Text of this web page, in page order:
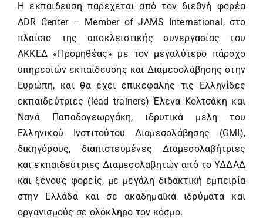
Η εκπαίδευση παρέχεται από τον διεθνή φορέα
ADR Center – Member of JAMS International, στο
πλαίσιο της αποκλειστικής συνεργασίας του
ΑΚΚΕΔ «Προμηθέας» με τον μεγαλύτερο πάροχο
υπηρεσιών εκπαίδευσης και Διαμεσολάβησης στην
Ευρώπη, και θα έχει επικεφαλής τις Ελληνίδες
εκπαιδεύτριες (lead trainers) Έλενα Κολτσάκη και
Νανά Παπαδογεωργάκη, ιδρυτικά μέλη του
Ελληνικού Ινστιτούτου Διαμεσολάβησης (GMI),
δικηγόρους, διαπιστευμένες Διαμεσολαβήτριες
και εκπαιδεύτριες Διαμεσολαβητών από το ΥΔΔΑΔ
και ξένους φορείς, με μεγάλη διδακτική εμπειρία
στην Ελλάδα και σε ακαδημαϊκά ιδρύματα και
οργανισμούς σε ολόκληρο τον κόσμο.